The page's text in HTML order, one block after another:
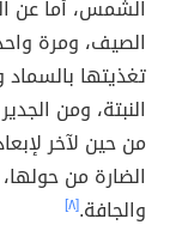
الشمس، أما عن
الصيف، ومرة
تغذيتها
النبتة، ومن
من حين لآخر
الضارة من
والجافة.[٨]